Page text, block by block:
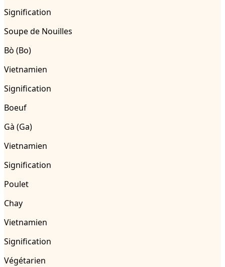
Signification
Soupe de Nouilles
Bò (Bo)
Vietnamien
Signification
Boeuf
Gà (Ga)
Vietnamien
Signification
Poulet
Chay
Vietnamien
Signification
Végétarien